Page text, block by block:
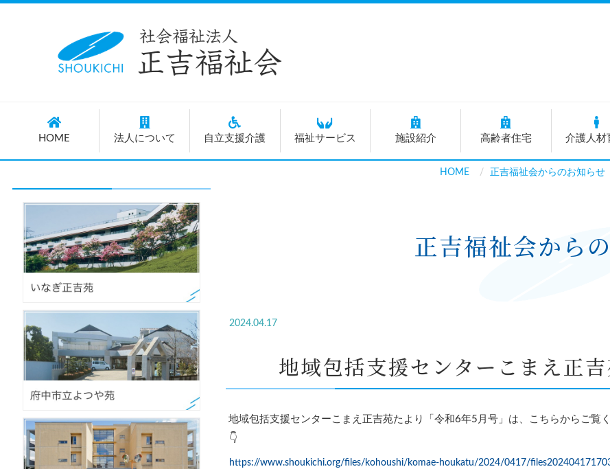
HOME 法人について 自立支援介護 福祉サービス 施設紹介 高齢者住宅 介護人材
HOME 正吉福祉会からのお知らせ
正吉福祉会から
2024.04.17
地域包括支援センターこまえ正吉
地域包括支援センターこまえ正吉苑たより「令和6年5月号」は、こちらからご覧く
👇
https://www.shoukichi.org/files/kohoushi/komae-houkatu/2024/0417/